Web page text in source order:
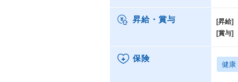
昇給・賞与 [昇給]
[賞与]
保険
健康